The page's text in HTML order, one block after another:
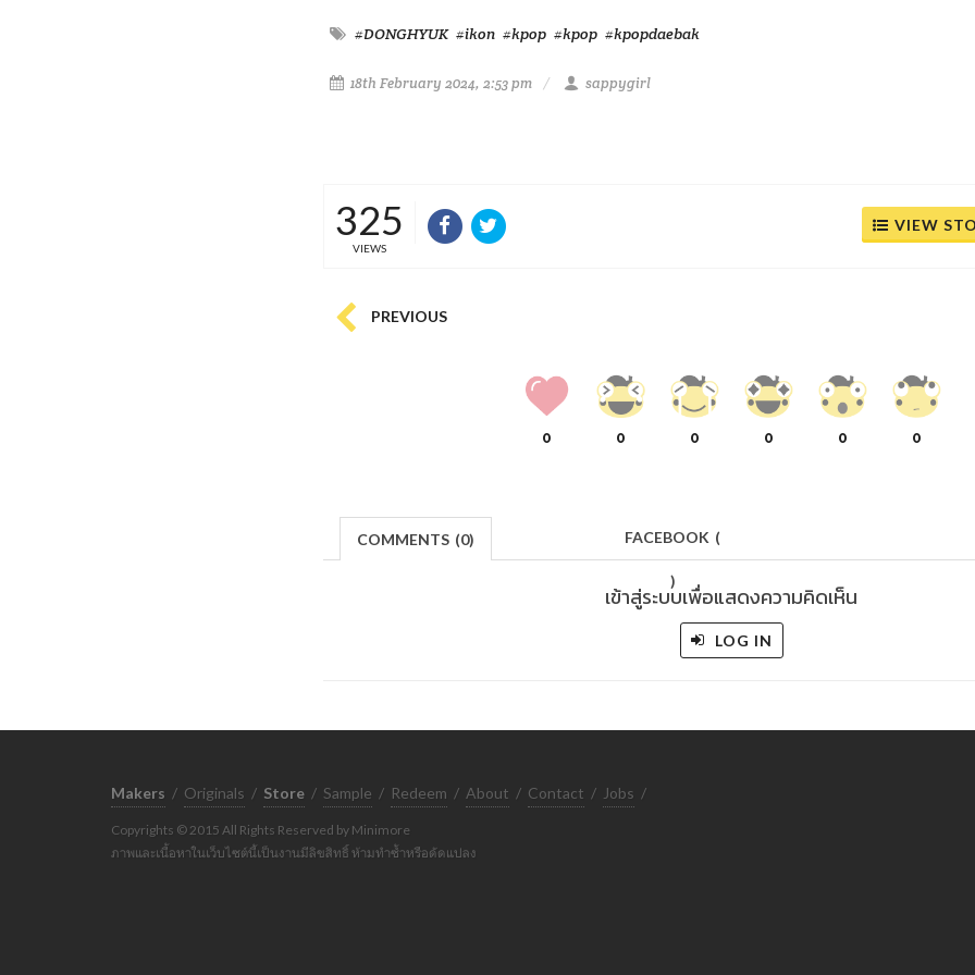
#DONGHYUK #ikon #kpop #kpop #kpopdaebak
18th February 2024, 2:53 pm sappygirl
325
VIEWS
VIEW
PREVIOUS
0 0 0 0 0 0
COMMENTS (0) FACEBOOK (
)
เข้าสู่ระบบเพื่อแสดงความคิดเห็น
LOG IN
Makers / Originals / Store / Sample / Redeem / About / Contact / Jobs /
Copyrights © 2015 All Rights Reserved by Minimore
ภาพและเนื้อหาในเว็บไซต์นี้เป็นงานมีลิขสิทธิ์ ห้ามทำซ้ำหรือดัดแปลง